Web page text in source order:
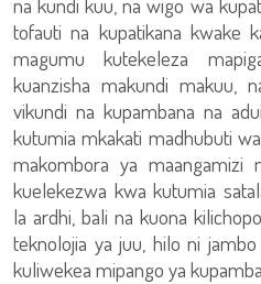
tofauti na kupatikana kwake
magumu kutekeleza
kuanzisha makundi makuu,
vikundi na kupambana na
kutumia mkakati madhubuti
makombora ya maangamizi
kuelekezwa kwa kutumia
la ardhi, bali na kuona
teknolojia ya juu, hilo ni
kuliwekea mipango ya